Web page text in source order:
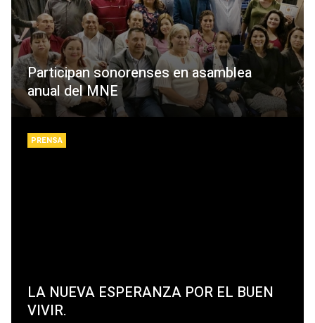
Participan sonorenses en asamblea
anual del MNE
PRENSA
LA NUEVA ESPERANZA POR EL BUEN
VIVIR.